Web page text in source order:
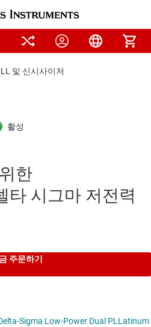
및 신시사이저
한
타 시그마 저전력
주문하기
Low-Power Dual PLLatinum